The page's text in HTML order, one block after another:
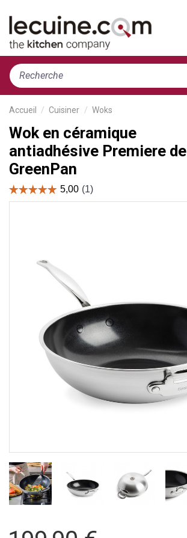
Accueil Cuisiner Woks
Wok en céramique
antiadhésive Premiere de
GreenPan